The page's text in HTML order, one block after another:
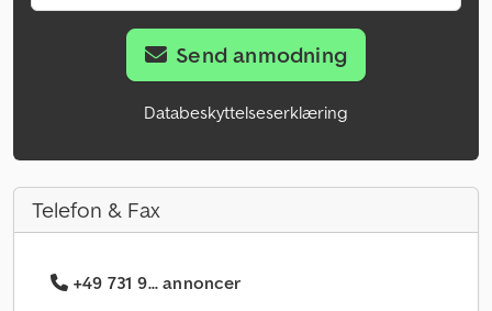
Send anmodning
Databeskyttelseserklæring
Telefon & Fax
+49 731 9... annoncer